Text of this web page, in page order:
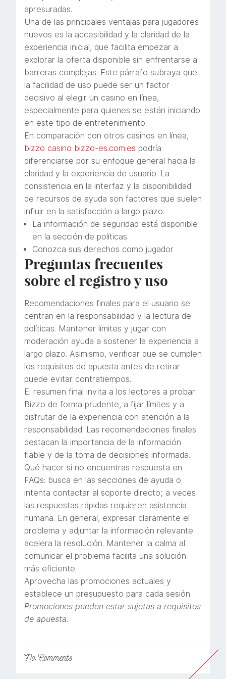
apresuradas.
Una de las principales ventajas para jugadores
nuevos es la accesibilidad y la claridad de la
experiencia inicial, que facilita empezar a
explorar la oferta disponible sin enfrentarse a
barreras complejas. Este párrafo subraya que
la facilidad de uso puede ser un factor
decisivo al elegir un casino en línea,
especialmente para quienes se están iniciando
en este tipo de entretenimiento.
En comparación con otros casinos en línea,
bizzo casino bizzo-es.com.es podría
diferenciarse por su enfoque general hacia la
claridad y la experiencia de usuario. La
consistencia en la interfaz y la disponibilidad
de recursos de ayuda son factores que suelen
influir en la satisfacción a largo plazo.
La información de seguridad está disponible
en la sección de políticas
Conozca sus derechos como jugador
Preguntas frecuentes
sobre el registro y uso
Recomendaciones finales para el usuario se
centran en la responsabilidad y la lectura de
políticas. Mantener límites y jugar con
moderación ayuda a sostener la experiencia a
largo plazo. Asimismo, verificar que se cumplen
los requisitos de apuesta antes de retirar
puede evitar contratiempos.
El resumen final invita a los lectores a probar
Bizzo de forma prudente, a fijar límites y a
disfrutar de la experiencia con atención a la
responsabilidad. Las recomendaciones finales
destacan la importancia de la información
fiable y de la toma de decisiones informada.
Qué hacer si no encuentras respuesta en
FAQs: busca en las secciones de ayuda o
intenta contactar al soporte directo; a veces
las respuestas rápidas requieren asistencia
humana. En general, expresar claramente el
problema y adjuntar la información relevante
acelera la resolución. Mantener la calma al
comunicar el problema facilita una solución
más eficiente.
Aprovecha las promociones actuales y
establece un presupuesto para cada sesión.
Promociones pueden estar sujetas a requisitos
de apuesta.
NoComments